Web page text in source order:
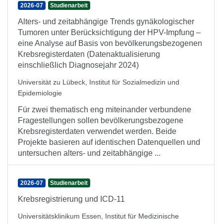
2026-07 Studienarbeit
Alters- und zeitabhängige Trends gynäkologischer
Tumoren unter Berücksichtigung der HPV-Impfung –
eine Analyse auf Basis von bevölkerungsbezogenen
Krebsregisterdaten (Datenaktualisierung
einschließlich Diagnosejahr 2024)
Universität zu Lübeck, Institut für Sozialmedizin und
Epidemiologie
Für zwei thematisch eng miteinander verbundene
Fragestellungen sollen bevölkerungsbezogene
Krebsregisterdaten verwendet werden. Beide
Projekte basieren auf identischen Datenquellen und
untersuchen alters- und zeitabhängige ...
2026-07 Studienarbeit
Krebsregistrierung und ICD-11
Universitätsklinikum Essen, Institut für Medizinische